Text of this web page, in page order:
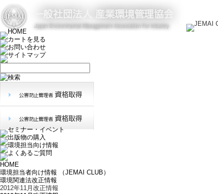
HOME
環境担当者向け情報 （JEMAI CLUB）
環境関連法改正情報
2012年11月改正情報